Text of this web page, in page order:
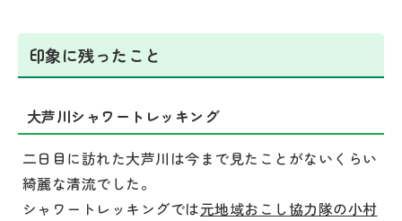
印象に残ったこと
大芦川シャワートレッキング
二日目に訪れた大芦川は今まで見たことがないくらい
綺麗な清流でした。
シャワートレッキングでは元地域おこし協力隊の小村